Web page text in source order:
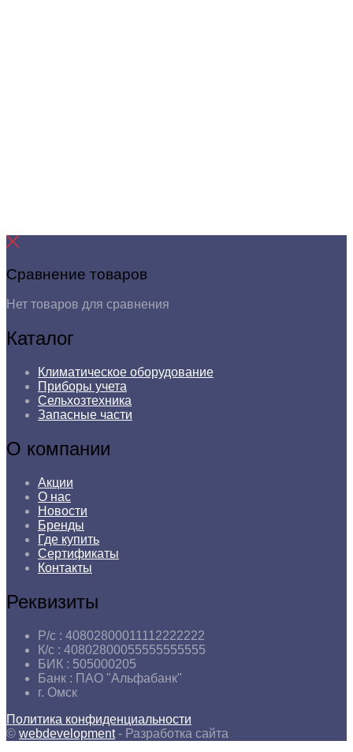
Сравнение товаров
Нет товаров для сравнения
Каталог
Климатическое оборудование
Приборы учета
Сельхозтехника
Запасные части
О компании
Акции
О нас
Новости
Бренды
Где купить
Сертификаты
Контакты
Реквизиты
Р/с : 40802800011112222222
К/с : 40802800055555555555
БИК : 505000205
Банк : ПАО "Альфабанк"
г. Омск
Политика конфиденциальности
© webdevelopment- Разработка сайта